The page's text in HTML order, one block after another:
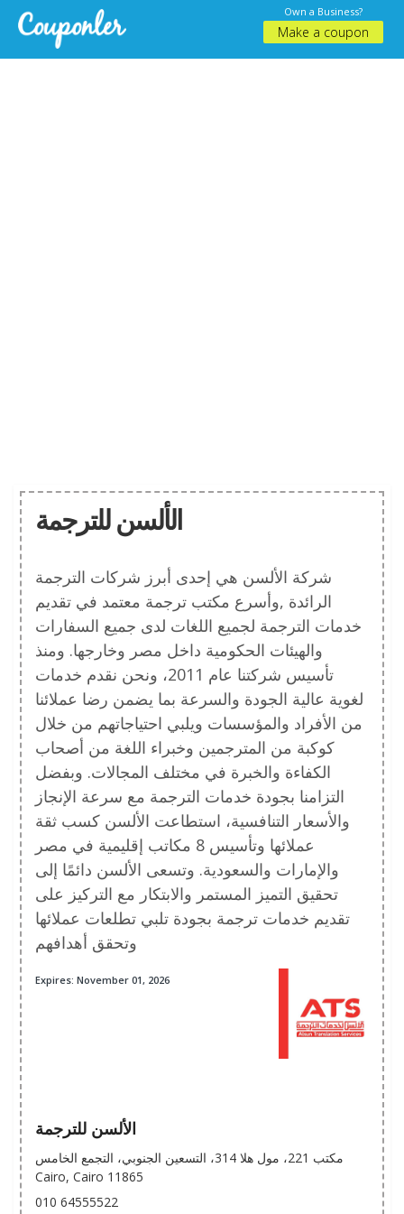
Own a Business?
Make a coupon
الألسن للترجمة
شركة الألسن هي إحدى أبرز شركات الترجمة
الرائدة ,وأسرع مكتب ترجمة معتمد في تقديم
خدمات الترجمة لجميع اللغات لدى جميع السفارات
والهيئات الحكومية داخل مصر وخارجها. ومنذ
تأسيس شركتنا عام 2011، ونحن نقدم خدمات
لغوية عالية الجودة والسرعة بما يضمن رضا عملائنا
من الأفراد والمؤسسات ويلبي احتياجاتهم من خلال
كوكبة من المترجمين وخبراء اللغة من أصحاب
الكفاءة والخبرة في مختلف المجالات. وبفضل
التزامنا بجودة خدمات الترجمة مع سرعة الإنجاز
والأسعار التنافسية، استطاعت الألسن كسب ثقة
عملائها وتأسيس 8 مكاتب إقليمية في مصر
والإمارات والسعودية. وتسعى الألسن دائمًا إلى
تحقيق التميز المستمر والابتكار مع التركيز على
تقديم خدمات ترجمة بجودة تلبي تطلعات عملائها
وتحقق أهدافهم
Expires: November 01, 2026
الألسن للترجمة
مكتب 221، مول هلا 314، التسعين الجنوبي، التجمع الخامس
Cairo, Cairo 11865
010 64555522